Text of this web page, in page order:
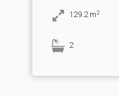
129.2 m2
2